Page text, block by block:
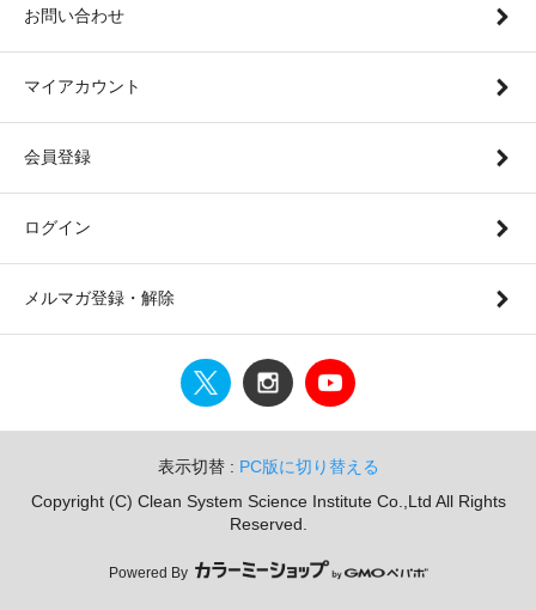
お問い合わせ
マイアカウント
会員登録
ログイン
メルマガ登録・解除
表示切替 : PC版に切り替える
Copyright (C) Clean System Science Institute Co.,Ltd All Rights
Reserved.
Powered By